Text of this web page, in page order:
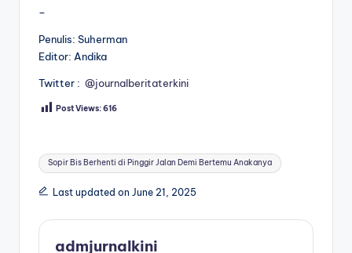
–
Penulis: Suherman
Editor: Andika
Twitter : @journalberitaterkini
Post Views:616
Tags:
Sopir Bis Berhenti di Pinggir Jalan Demi Bertemu Anakanya
Last updated on June 21, 2025
admjurnalkini